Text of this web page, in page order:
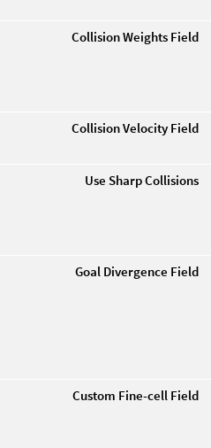
Collision Weights Field
Collision Velocity Field
Use Sharp Collisions
Goal Divergence Field
Custom Fine-cell Field